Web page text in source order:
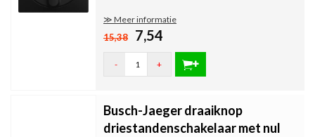
≫ Meer informatie
15,38 7,54
- +
Busch-Jaeger draaiknop
driestandenschakelaar met nul